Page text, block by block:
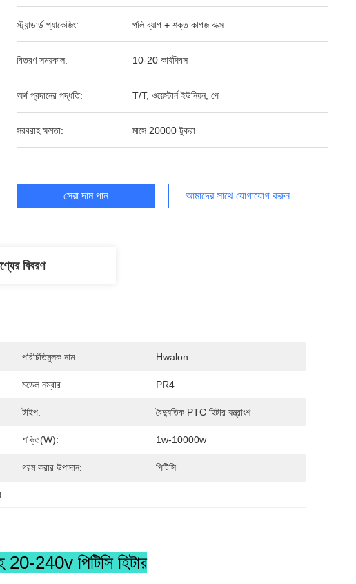
স্ট্যান্ডার্ড প্যাকেজিং: পলি ব্যাগ + শক্ত কাগজ বাক্স
বিতরণ সময়কাল: 10-20 কার্যদিবস
অর্থ প্রদানের পদ্ধতি: T/T, ওয়েস্টার্ন ইউনিয়ন, পে
সরবরাহ ক্ষমতা: মাসে 20000 টুকরা
সেরা দাম পান আমাদের সাথে যোগাযোগ করুন
বিবরণ
পরিচিতিমুলক নাম Hwalon
মডেল নম্বার PR4
টাইপ: বৈদ্যুতিক PTC হিটার যন্ত্রাংশ
শক্তি(w): 1w-10000w
গরম করার উপাদান: পিটিসি
20-240v পিটিসি হিটার